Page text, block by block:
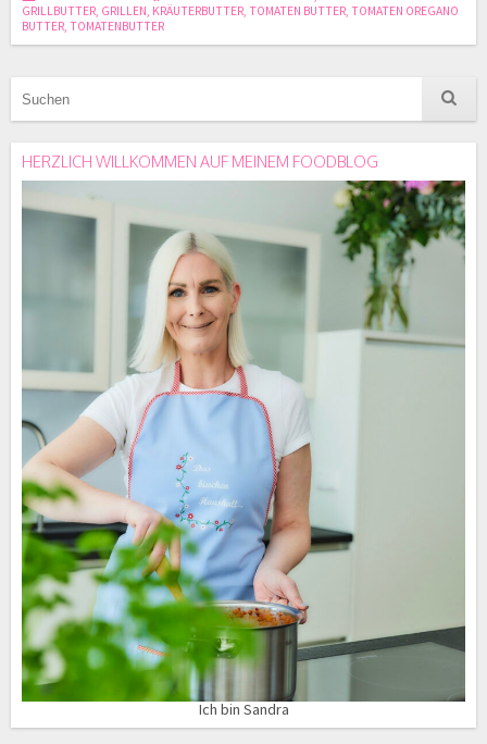
GRILLBUTTER, GRILLEN, KRÄUTERBUTTER, TOMATEN BUTTER, TOMATEN OREGANO
BUTTER, TOMATENBUTTER
HERZLICH WILLKOMMEN AUF MEINEM FOODBLOG
Ich bin Sandra